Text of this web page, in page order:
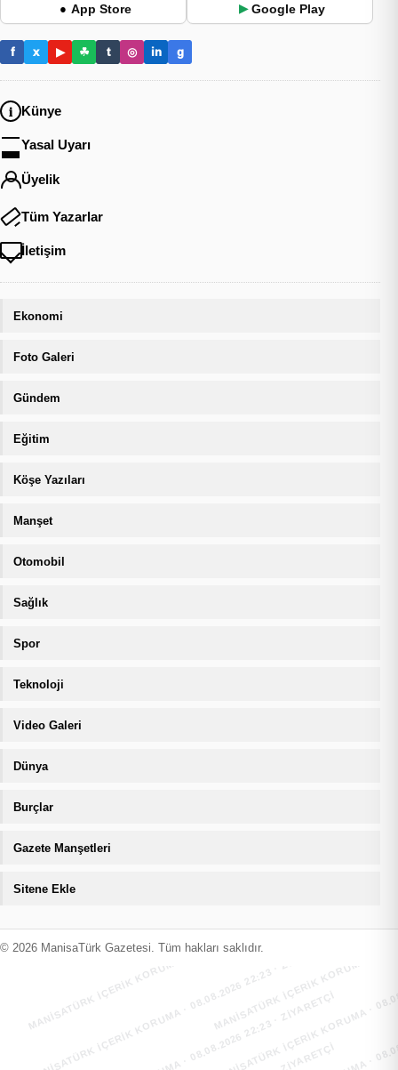
● App Store ▶ Google Play
f x ▶ ☘ t ◎ in g
Künye
Yasal Uyarı
Üyelik
Tüm Yazarlar
İletişim
Ekonomi
Foto Galeri
Gündem
Eğitim
Köşe Yazıları
Manşet
Otomobil
Sağlık
Spor
Teknoloji
Video Galeri
Dünya
Burçlar
Gazete Manşetleri
Sitene Ekle
© 2026 ManisaTürk Gazetesi. Tüm hakları saklıdır.
MANİSATÜRK İÇERİK KORUMA · 08.08.2026 22:23 · ZIYARETÇI
MANİSATÜRK İÇERİK KORUMA
MANİSATÜRK İÇERİK KORUMA · 08.08.2026 22:23 · ZIYARETÇI
MANİSATÜRK İÇERİK KORUMA